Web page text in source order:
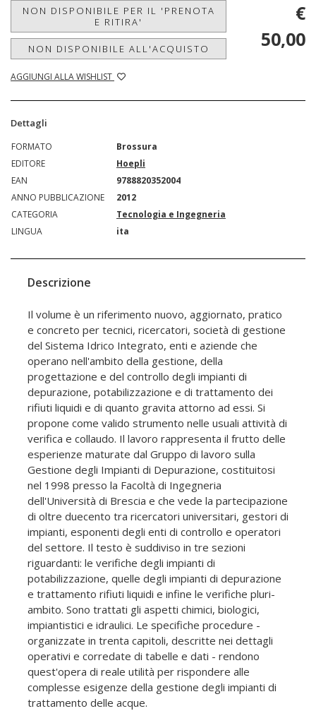
NON DISPONIBILE PER IL 'PRENOTA
E RITIRA'
NON DISPONIBILE ALL'ACQUISTO
AGGIUNGI ALLA WISHLIST
€
50,00
Dettagli
FORMATO
Brossura
EDITORE
Hoepli
EAN
9788820352004
ANNO PUBBLICAZIONE
2012
CATEGORIA
Tecnologia e Ingegneria
LINGUA
ita
Descrizione
Il volume è un riferimento nuovo, aggiornato, pratico
e concreto per tecnici, ricercatori, società di gestione
del Sistema Idrico Integrato, enti e aziende che
operano nell'ambito della gestione, della
progettazione e del controllo degli impianti di
depurazione, potabilizzazione e di trattamento dei
rifiuti liquidi e di quanto gravita attorno ad essi. Si
propone come valido strumento nelle usuali attività di
verifica e collaudo. Il lavoro rappresenta il frutto delle
esperienze maturate dal Gruppo di lavoro sulla
Gestione degli Impianti di Depurazione, costituitosi
nel 1998 presso la Facoltà di Ingegneria
dell'Università di Brescia e che vede la partecipazione
di oltre duecento tra ricercatori universitari, gestori di
impianti, esponenti degli enti di controllo e operatori
del settore. Il testo è suddiviso in tre sezioni
riguardanti: le verifiche degli impianti di
potabilizzazione, quelle degli impianti di depurazione
e trattamento rifiuti liquidi e infine le verifiche pluri-
ambito. Sono trattati gli aspetti chimici, biologici,
impiantistici e idraulici. Le specifiche procedure -
organizzate in trenta capitoli, descritte nei dettagli
operativi e corredate di tabelle e dati - rendono
quest'opera di reale utilità per rispondere alle
complesse esigenze della gestione degli impianti di
trattamento delle acque.